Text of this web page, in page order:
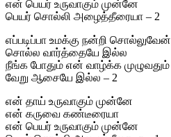
என் பெயர் உருவாகும் முன்னே
பெயர் சொல்லி அழைத்தீரையா – 2
எப்படிப்பா உமக்கு நன்றி சொல்லுவேன்
சொல்ல வார்த்தையே இல்ல
நீங்க போதும் என் வாழ்க்க முழுவதும்
வேறு ஆசையே இல்ல – 2
என் தாய் உருவாகும் முன்னே
என் கருவை கண்டீரையா
என் பெயர் உருவாகும் முன்னே